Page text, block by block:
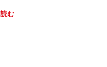
む